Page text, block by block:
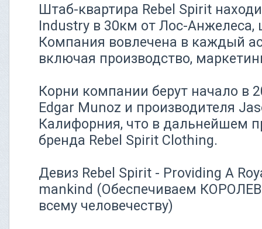
Штаб-квартира Rebel Spirit
Industry в 30км от Лос-
Компания вовлечена в каждый
включая производство,
Корни компании берут начало в
Edgar Munoz и производителя
Калифорния, что в дальнейшем
бренда Rebel Spirit Clothing.
Девиз Rebel Spirit - Providing A
mankind (Обеспечиваем
всему человечеству)